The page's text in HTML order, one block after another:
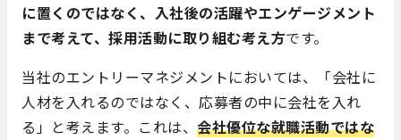
に置くのではなく、入社後の活躍やエンゲージメント
まで考えて、採用活動に取り組む考え方です。
当社のエントリーマネジメントにおいては、「会社に
人材を入れるのではなく、応募者​の中に会社を入れ
る」と考えます。これは、 会社優位な就職活動ではな